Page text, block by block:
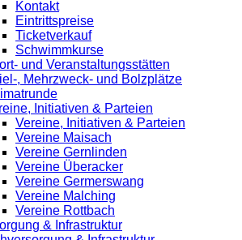
Kontakt
Eintrittspreise
Ticketverkauf
Schwimmkurse
und Veranstaltungsstätten
, Mehrzweck- und Bolzplätze
Initiativen & Parteien
Vereine, Initiativen & Parteien
Vereine Maisach
Vereine Gernlinden
Vereine Überacker
Vereine Germerswang
Vereine Malching
Vereine Rottbach
& Infrastruktur